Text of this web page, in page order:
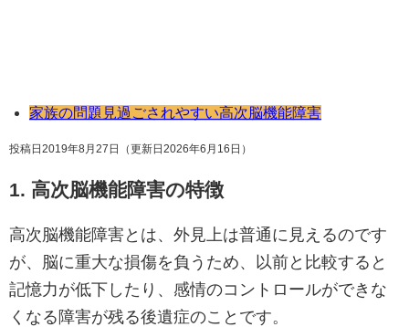
家族の問題 見過ごされやすい高次脳機能障害
投稿日2019年8月27日 （更新日2026年6月16日）
1. 高次脳機能障害の特徴
高次脳機能障害とは、外見上は普通に見えるのです
が、脳に重大な損傷を負うため、以前と比較すると
記憶力が低下したり、感情のコントロールができな
くなる障害が残る後遺症のことです。